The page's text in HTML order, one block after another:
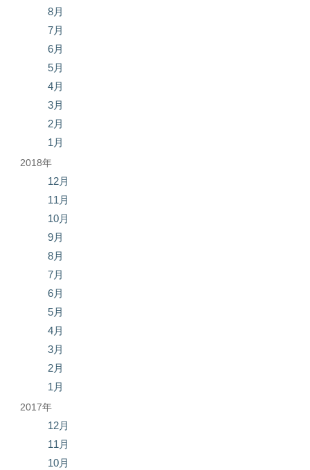
8月
7月
6月
5月
4月
3月
2月
1月
2018年
12月
11月
10月
9月
8月
7月
6月
5月
4月
3月
2月
1月
2017年
12月
11月
10月